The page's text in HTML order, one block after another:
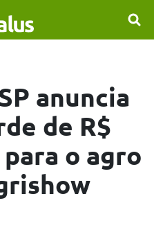
anuncia
de R$
o agro